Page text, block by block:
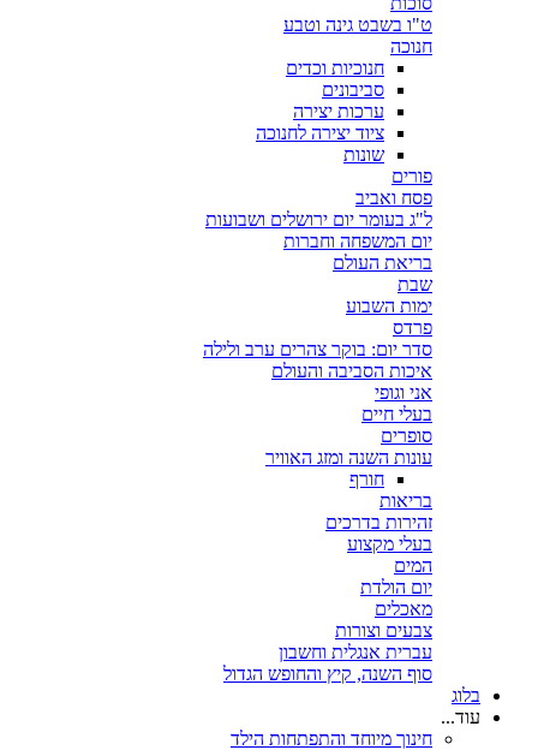
ט"ו בשבט גינה וטבע
חנוכה
חנוכיות וכדים
סביבונים
ערכות יצירה
ציוד יצירה לחנוכה
שונות
פורים
פסח ואביב
ל"ג בעומר יום ירושלים ושבועות
יום המשפחה וחברות
בריאת העולם
שבת
ימות השבוע
פרדס
סדר יום: בוקר צהרים ערב ולילה
איכות הסביבה והעולם
אני וגופי
בעלי חיים
סופרים
עונות השנה ומזג האוויר
חורף
בריאות
זהירות בדרכים
בעלי מקצוע
המים
יום הולדת
מאכלים
צבעים וצורות
עברית אנגלית וחשבון
סוף השנה, קיץ והחופש הגדול
בלוג
עוד...
חינוך מיוחד והתפתחות הילד